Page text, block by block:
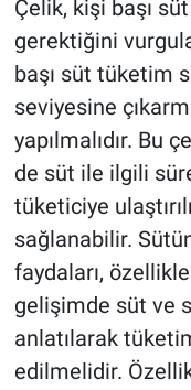
Çelik, kişi başı
gerektiğini
başı süt tüketim
seviyesine
yapılmalıdır. Bu
de süt ile ilgili
tüketiciye
sağlanabilir.
faydaları,
gelişimde süt ve
anlatılarak
edilmelidir.